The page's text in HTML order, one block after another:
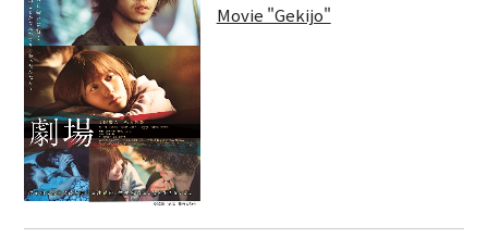
Movie "Gekijo"